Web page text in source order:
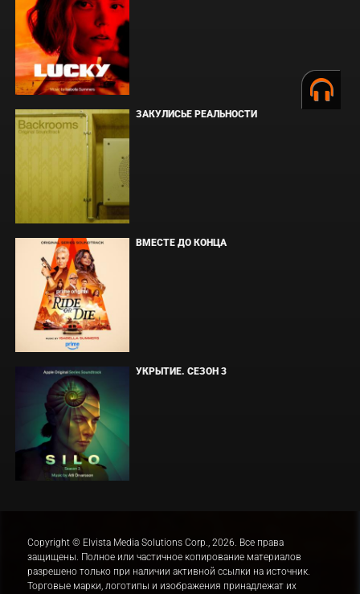
ЗАКУЛИСЬЕ РЕАЛЬНОСТИ
ВМЕСТЕ ДО КОНЦА
УКРЫТИЕ. СЕЗОН 3
Copyright © Elvista Media Solutions Corp., 2026. Все права
защищены. Полное или частичное копирование материалов
разрешено только при наличии активной ссылки на источник.
Торговые марки, логотипы и изображения принадлежат их